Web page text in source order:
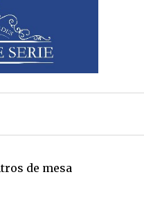
de mesa